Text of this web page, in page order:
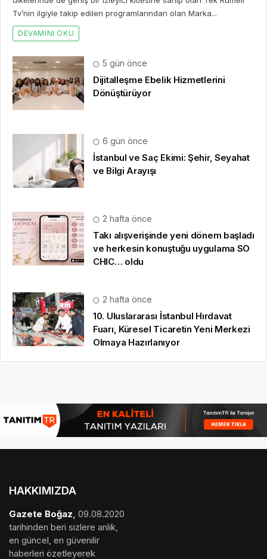
Tv’nin ilgiyle takip edilen programlarından olan Marka...
DEVAMINI OKU
5 gün önce
Dijitalleşme Ebelik Hizmetlerini
Dönüştürüyor
6 gün önce
İstanbul ve Saç Ekimi: Şehir, Seyahat
ve Bilgi Arayışı
2 hafta önce
Takı alışverişinde yeni dönem başladı
ve herkesin konuştuğu uygulama SO
CHIC… oldu
2 hafta önce
10. Uluslararası İstanbul Hırdavat
Fuarı, Küresel Ticaretin Yeni Merkezi
Olmaya Hazırlanıyor
HAKKIMIZDA
Gazete Boğaz 09.08.2020
tarihinden beri sizlere anlık,
en güncel, en güvenilir
haberleri özetleyerek